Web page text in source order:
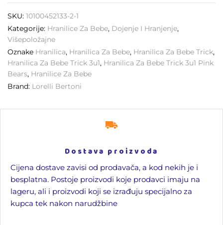
SKU: 10100452133-2-1
Kategorije: Hranilice Za Bebe, Dojenje I Hranjenje,
Višepoložajne
Oznake Hranilica, Hranilica Za Bebe, Hranilica Za Bebe Trick,
Hranilica Za Bebe Trick 3u1, Hranilica Za Bebe Trick 3u1 Pink
Bears, Hranilice Za Bebe
Brand: Lorelli Bertoni
Dostava proizvoda
Cijena dostave zavisi od prodavača, a kod nekih je i
besplatna. Postoje proizvodi koje prodavci imaju na
lageru, ali i proizvodi koji se izrađuju specijalno za
kupca tek nakon narudžbine